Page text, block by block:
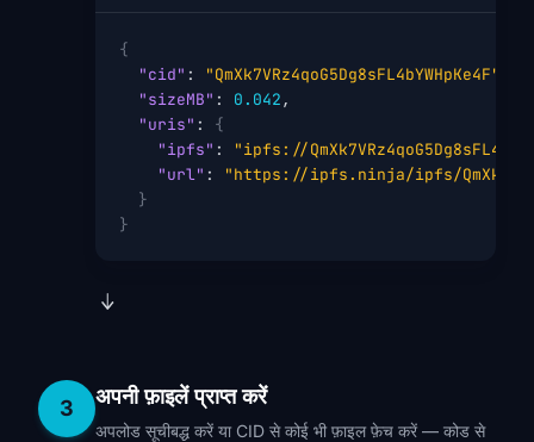
{
"cid" : "QmXk7VRz4qoG5Dg8sFL4bYWHpKe4F"
"sizeMB" : 0.042,
"uris" : {
"ipfs" :
"ipfs://
"url" :
"https://ipfs.ninja/ipfs/
}
}
3 अपनी फ़ाइलें प्राप्त करें
अपलोड सूचीबद्ध करें या CID से कोई भी फ़ाइल फ़ेच करें — कोड से